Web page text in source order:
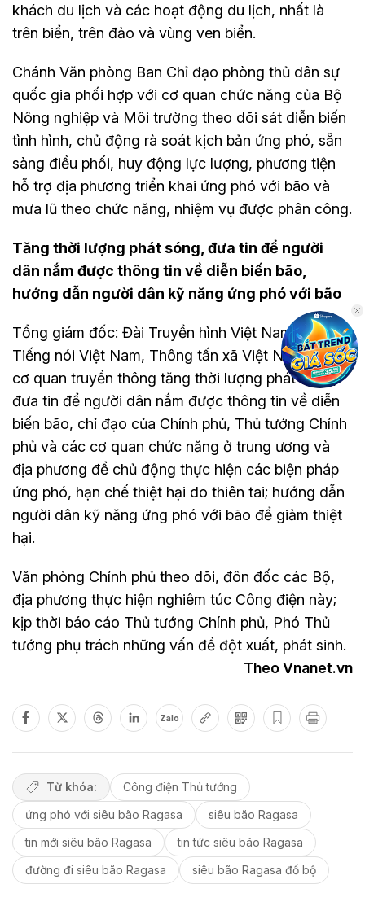
khách du lịch và các hoạt động du lịch, nhất là
trên biển, trên đảo và vùng ven biển.
Chánh Văn phòng Ban Chỉ đạo phòng thủ dân sự
quốc gia phối hợp với cơ quan chức năng của Bộ
Nông nghiệp và Môi trường theo dõi sát diễn biến
tình hình, chủ động rà soát kịch bản ứng phó, sẵn
sàng điều phối, huy động lực lượng, phương tiện
hỗ trợ địa phương triển khai ứng phó với bão và
mưa lũ theo chức năng, nhiệm vụ được phân công.
Tăng thời lượng phát sóng, đưa tin để người
dân nắm được thông tin về diễn biến bão,
hướng dẫn người dân kỹ năng ứng phó với bão
Tổng giám đốc: Đài Truyền hình Việt Nam, Đài
Tiếng nói Việt Nam, Thông tấn xã Việt Nam và các
cơ quan truyền thông tăng thời lượng phát sóng,
đưa tin để người dân nắm được thông tin về diễn
biến bão, chỉ đạo của Chính phủ, Thủ tướng Chính
phủ và các cơ quan chức năng ở trung ương và
địa phương để chủ động thực hiện các biện pháp
ứng phó, hạn chế thiệt hại do thiên tai; hướng dẫn
người dân kỹ năng ứng phó với bão để giảm thiệt
hại.
Văn phòng Chính phủ theo dõi, đôn đốc các Bộ,
địa phương thực hiện nghiêm túc Công điện này;
kịp thời báo cáo Thủ tướng Chính phủ, Phó Thủ
tướng phụ trách những vấn đề đột xuất, phát sinh.
Theo Vnanet.vn
Zalo
Từ khóa:
Công điện Thủ tướng
ứng phó với siêu bão Ragasa
siêu bão Ragasa
tin mới siêu bão Ragasa
tin tức siêu bão Ragasa
đường đi siêu bão Ragasa
siêu bão Ragasa đổ bộ